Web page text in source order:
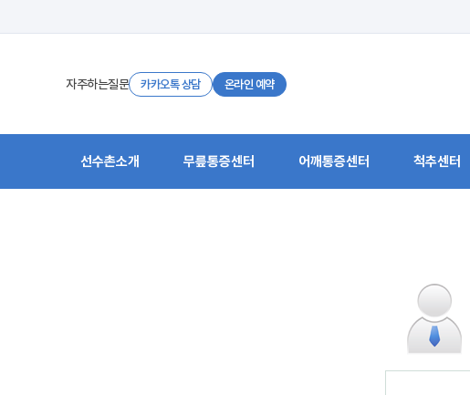
자주하는질문 카카오톡 상담 온라인 예약
선수촌소개 무릎통증센터 어깨통증센터 척추센터